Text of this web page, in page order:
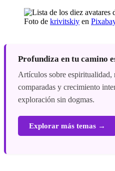
Foto de krivitskiy en
Profundiza en tu camino
Artículos sobre espiritualidad,
comparadas y crecimiento
exploración sin dogmas.
Explorar más temas →